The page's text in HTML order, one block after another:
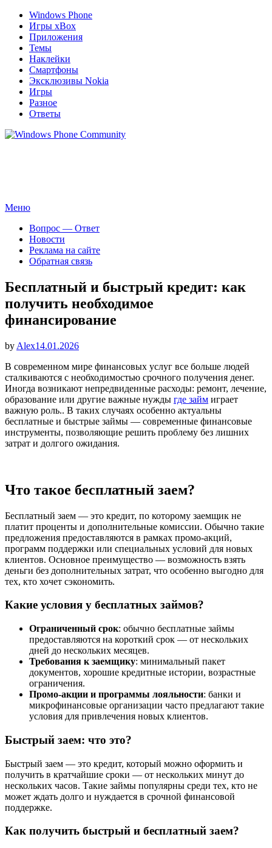
Windows Phone
Игры xBox
Приложения
Темы
Наклейки
Смартфоны
Эксклюзивы Nokia
Игры
Разное
Ответы
Перейти
содержимому
Меню
Вопрос — Ответ
Новости
Реклама на сайте
Обратная связь
Бесплатный и быстрый кредит: как
получить необходимое
финансирование
by AlexОпубликовано
14.01.2026
В современном мире финансовых услуг все больше людей
сталкиваются с необходимостью срочного получения денег.
Иногда возникают непредвиденные расходы: ремонт, лечение,
образование или другие важные нужды где займ играет
важную роль.. В таких случаях особенно актуальны
бесплатные и быстрые займы — современные финансовые
инструменты, позволяющие решить проблему без лишних
затрат и долгого ожидания.
Что такое бесплатный заем?
Бесплатный заем — это кредит, по которому заемщик не
платит проценты и дополнительные комиссии. Обычно такие
предложения предоставляются в рамках промо-акций,
программ поддержки или специальных условий для новых
клиентов. Основное преимущество — возможность взять
деньги без дополнительных затрат, что особенно выгодно для
тех, кто хочет сэкономить.
Какие условия у бесплатных займов?
Ограниченный срок: обычно бесплатные займы
предоставляются на короткий срок — от нескольких
дней до нескольких месяцев.
Требования к заемщику: минимальный пакет
документов, хорошие кредитные истории, возрастные
ограничения.
Промо-акции и программы лояльности: банки и
микрофинансовые организации часто предлагают такие
условия для привлечения новых клиентов.
Быстрый заем: что это?
Быстрый заем — это кредит, который можно оформить и
получить в кратчайшие сроки — от нескольких минут до
нескольких часов. Такие займы популярны среди тех, кто не
может ждать долго и нуждается в срочной финансовой
поддержке.
Как получить быстрый и бесплатный заем?